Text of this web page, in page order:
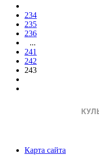
234
235
236
...
241
242
243
Карта сайта